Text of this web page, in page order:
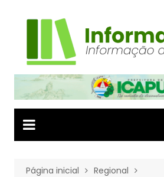
Página inicial
Regional